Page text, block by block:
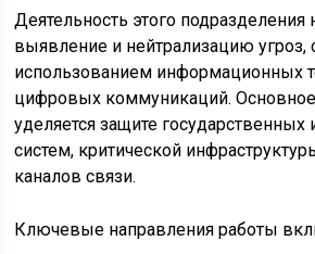
Деятельность этого подразделения
выявление и нейтрализацию угроз,
использованием информационных
цифровых коммуникаций.
уделяется защите
систем, критической
каналов связи.
Ключевые направления работы